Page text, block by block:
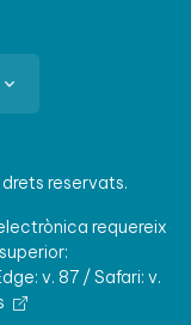
reservats.
requereix
v. 87 / Safari: v.